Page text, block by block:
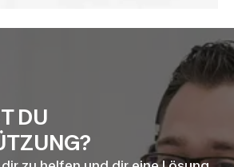
DU